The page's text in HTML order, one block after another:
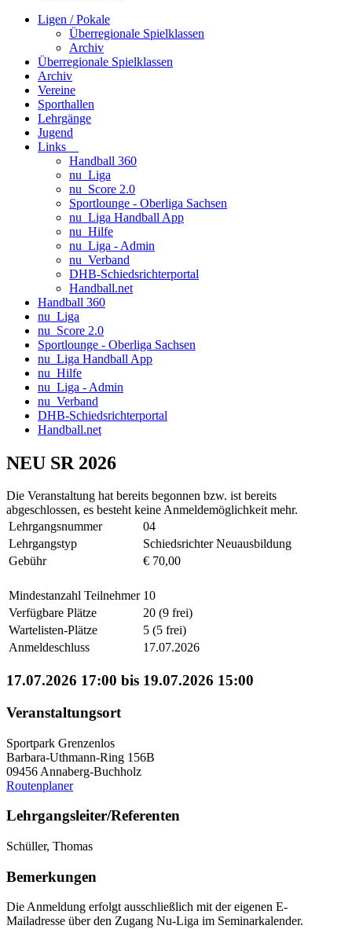
Ligen / Pokale
Überregionale Spielklassen
Archiv
Überregionale Spielklassen
Archiv
Vereine
Sporthallen
Lehrgänge
Jugend
Links
Handball 360
nu_Liga
nu_Score 2.0
Sportlounge - Oberliga Sachsen
nu_Liga Handball App
nu_Hilfe
nu_Liga - Admin
nu_Verband
DHB-Schiedsrichterportal
Handball.net
Handball 360
nu_Liga
nu_Score 2.0
Sportlounge - Oberliga Sachsen
nu_Liga Handball App
nu_Hilfe
nu_Liga - Admin
nu_Verband
DHB-Schiedsrichterportal
Handball.net
NEU SR 2026
Die Veranstaltung hat bereits begonnen bzw. ist bereits
abgeschlossen, es besteht keine Anmeldemöglichkeit mehr.
Lehrgangsnummer
04
Lehrgangstyp
Schiedsrichter Neuausbildung
Gebühr
€ 70,00
Mindestanzahl Teilnehmer 10
Verfügbare Plätze
20 (9 frei)
Wartelisten-Plätze
5 (5 frei)
Anmeldeschluss
17.07.2026
17.07.2026 17:00 bis 19.07.2026 15:00
Veranstaltungsort
Sportpark Grenzenlos
Barbara-Uthmann-Ring 156B
09456 Annaberg-Buchholz
Routenplaner
Lehrgangsleiter/Referenten
Schüller, Thomas
Bemerkungen
Die Anmeldung erfolgt ausschließlich mit der eigenen E-
Mailadresse über den Zugang Nu-Liga im Seminarkalender.